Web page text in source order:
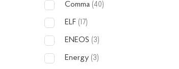
Comma (40)
ELF (17)
ENEOS (3)
Energy (3)